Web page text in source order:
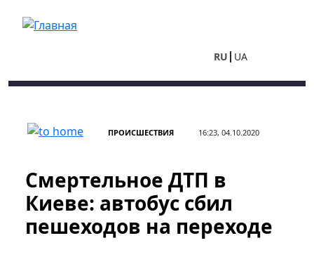
RU UA
ПРОИСШЕСТВИЯ 16:23, 04.10.2020
Смертельное ДТП в
Киеве: автобус сбил
пешеходов на переходе